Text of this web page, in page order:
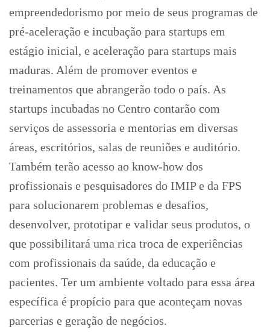
empreendedorismo por meio de seus programas de
pré-aceleração e incubação para startups em
estágio inicial, e aceleração para startups mais
maduras. Além de promover eventos e
treinamentos que abrangerão todo o país. As
startups incubadas no Centro contarão com
serviços de assessoria e mentorias em diversas
áreas, escritórios, salas de reuniões e auditório.
Também terão acesso ao know-how dos
profissionais e pesquisadores do IMIP e da FPS
para solucionarem problemas e desafios,
desenvolver, prototipar e validar seus produtos, o
que possibilitará uma rica troca de experiências
com profissionais da saúde, da educação e
pacientes. Ter um ambiente voltado para essa área
específica é propício para que aconteçam novas
parcerias e geração de negócios.